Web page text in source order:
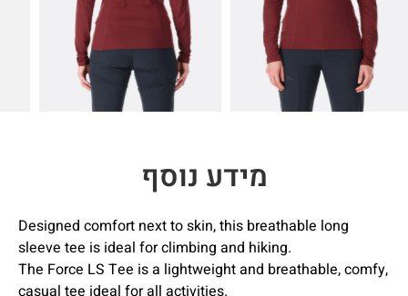
מידע נוסף
Designed comfort next to skin, this breathable long
sleeve tee is ideal for climbing and hiking.
The Force LS Tee is a lightweight and breathable, comfy,
casual tee ideal for all activities.